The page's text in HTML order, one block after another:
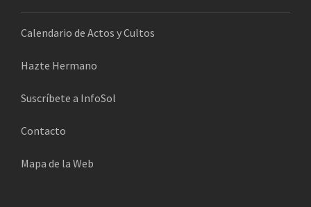
t
r
n
c
Calendario de Actos y Cultos
Hazte Hermano
Suscríbete a InfoSol
Contacto
Mapa de la Web